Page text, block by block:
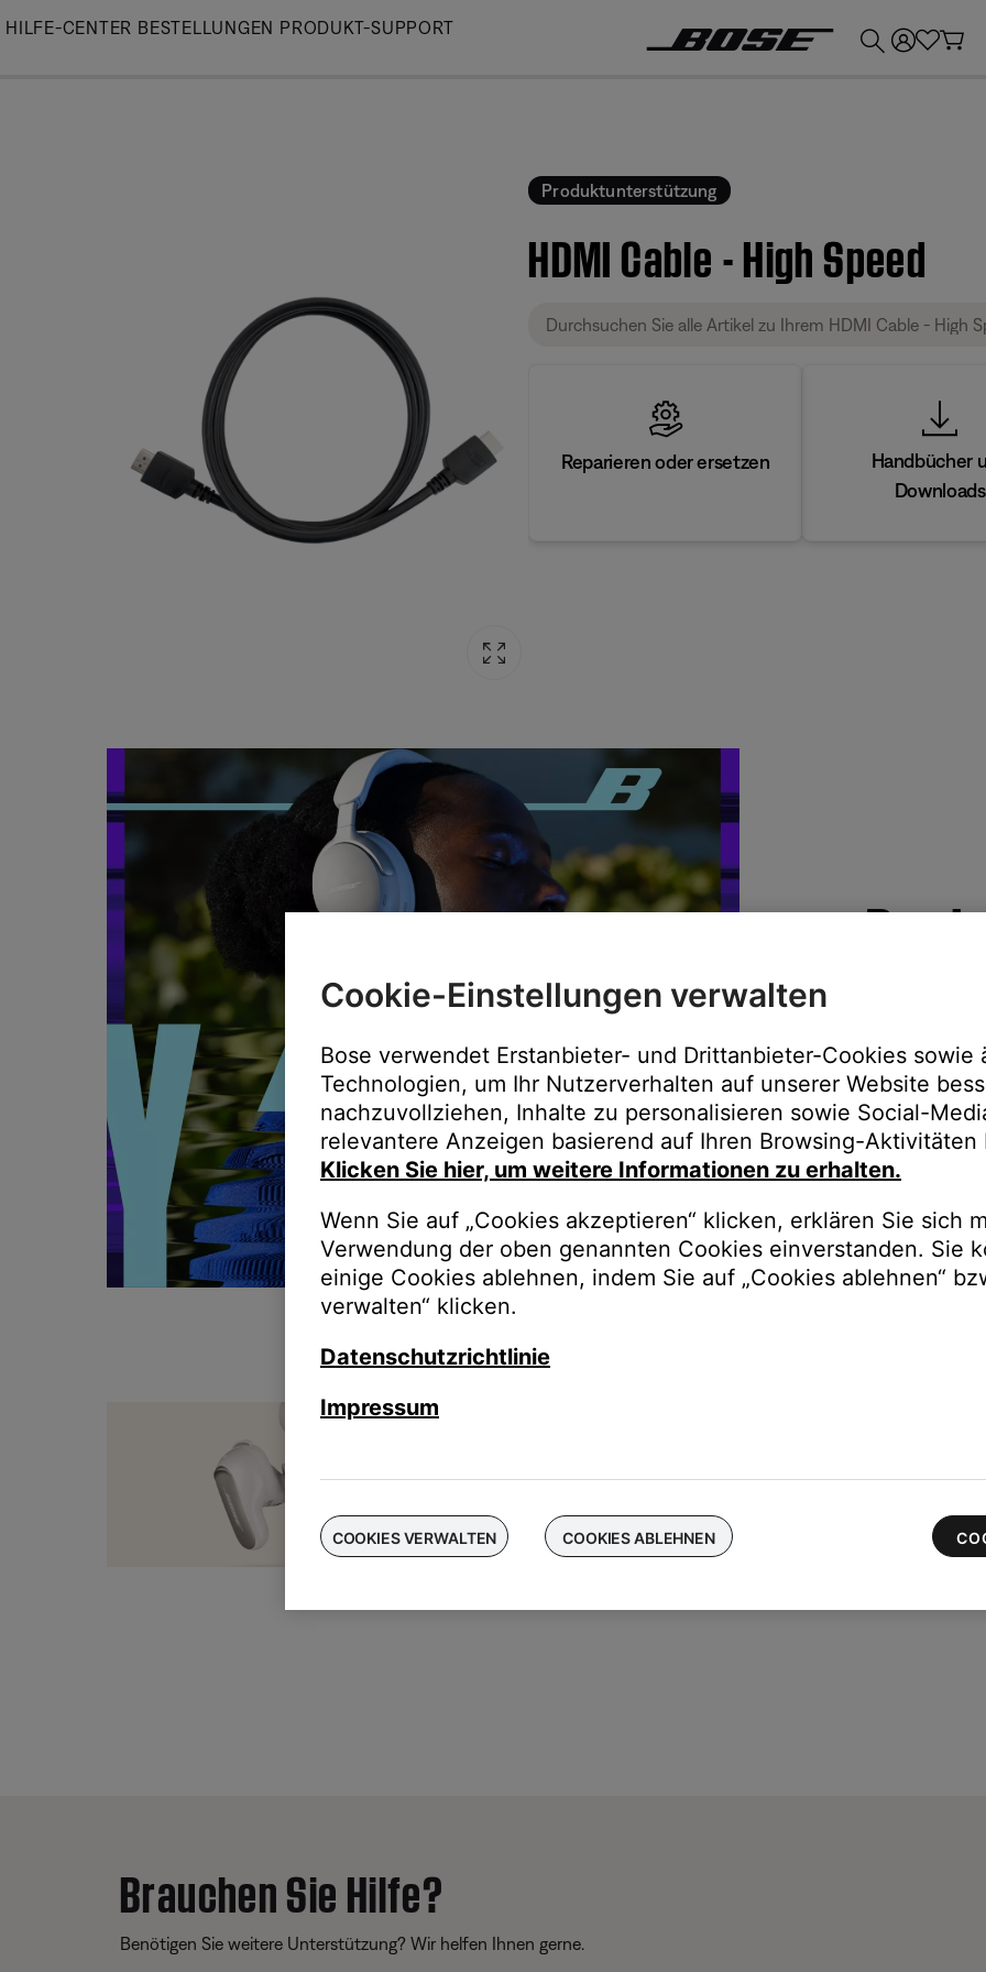
Skip
HILFE-CENTER BESTELLUNGEN PRODUKT-SUPPORT
Produktunterstützung
HDMI Cable - High Speed
Reparieren oder ersetzen
Handbücher
Downloads
Immer der
Upgrades,
Bestellungen
für die neuesten QuietComfort Ultra-Ohrhörer
Brauchen Sie Hilfe?
Benötigen Sie weitere Unterstützung? Wir helfen Ihnen gerne.
Cookie-Einstellungen verwalten
Bose verwendet Erstanbieter- und Drittanbieter-Cookies sowie
Technologien, um Ihr Nutzerverhalten auf unserer Website
nachzuvollziehen, Inhalte zu personalisieren sowie Social-
relevantere Anzeigen basierend auf Ihren Browsing-Aktivitäten
Klicken Sie hier, um weitere Informationen zu erhalten.
Wenn Sie auf „Cookies akzeptieren“ klicken, erklären Sie sich
Verwendung der oben genannten Cookies einverstanden. Sie
einige Cookies ablehnen, indem Sie auf „Cookies ablehnen“
verwalten“ klicken.
Datenschutzrichtlinie
Impressum
COOKIES VERWALTEN COOKIES ABLEHNEN